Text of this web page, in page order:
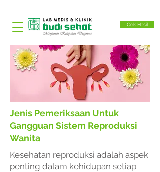
Cek Hasil
Jenis Pemeriksaan Untuk
Gangguan Sistem Reproduksi
Wanita
Kesehatan reproduksi adalah aspek
penting dalam kehidupan setiap